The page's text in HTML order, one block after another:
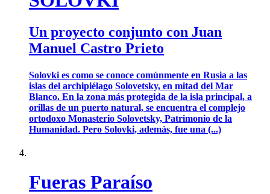
Un proyecto conjunto con Juan
Manuel Castro Prieto
Solovki es como se conoce comúnmente en Rusia a las
islas del archipiélago Solovetsky, en mitad del Mar
Blanco. En la zona más protegida de la isla principal, a
orillas de un puerto natural, se encuentra el complejo
ortodoxo Monasterio Solovetsky, Patrimonio de la
Humanidad. Pero Solovki, además, fue una (...)
Fueras Paraíso